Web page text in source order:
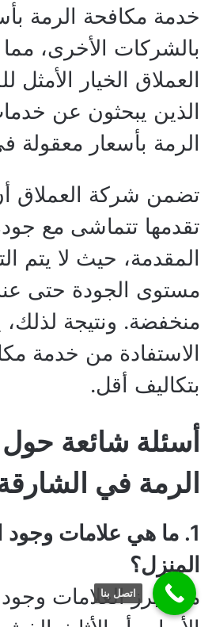
خدمة مكافحة الرمة
بالشركات الأخرى،
العملاق الخيار الأمثل
الذين يبحثون عن
الرمة بأسعار معقولة
تضمن شركة العملاق
تقدمها تتماشى مع
المقدمة، حيث لا يتم
مستوى الجودة حتى
منخفضة. ونتيجة لذلك،
الاستفادة من خدمة
بتكاليف أقل.
أسئلة شائعة
الرمة في
1. ما هي علامات وجود
المنزل؟
من أبرز العلامات
اتصل بنا